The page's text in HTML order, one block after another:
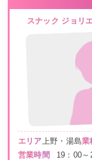
スナック ジョリ
エリア上野・湯島業
営業時間
19：00～